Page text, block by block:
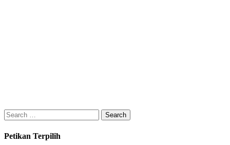
Search
for:
Petikan Terpilih